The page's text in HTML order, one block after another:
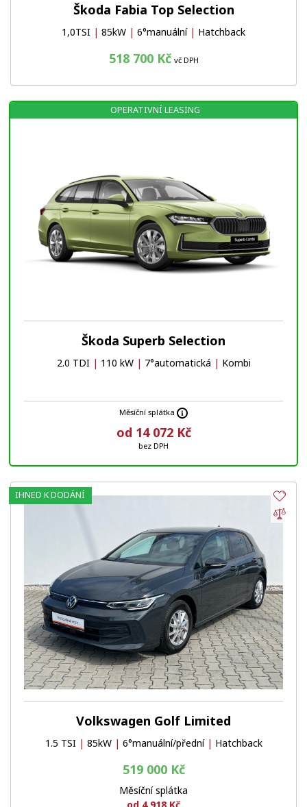
Škoda Fabia Top Selection
1,0TSI | 85kW | 6°manuální | Hatchback
518 700 Kč vč DPH
Škoda Superb Selection
2.0 TDI | 110 kW | 7°automatická | Kombi
Měsíční splátka
od 14 072 Kč
bez DPH
OPERATIVNÍ LEASING
Volkswagen Golf Limited
1.5 TSI | 85kW | 6°manuální/přední | Hatchback
519 000 Kč
Měsíční splátka
od 4 918 Kč
IHNED K DODÁNÍ